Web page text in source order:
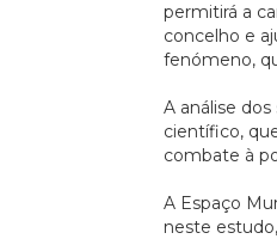
permitirá a
concelho e
fenómeno,
A análise
científico,
combate à
A Espaço
neste